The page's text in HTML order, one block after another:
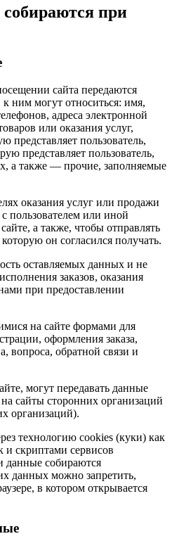
при
сайта передаются
к ним могут относиться: имя,
адреса электронной
или оказания услуг,
представляет пользователь,
представляет пользователь,
а также — прочие, заполняемые
оказания услуг или продажи
пользователем или иной
а также, чтобы отправлять
он согласился получать.
оставляемых данных и не
заказов, оказания
при предоставлении
на сайте формами для
оформления заказа,
вопроса, обратной связи и
могут передавать данные
сайты сторонних организаций
организаций).
технологию cookies (куки) как
и скриптами сервисов
данные собираются
данных можно запретить,
в котором открывается